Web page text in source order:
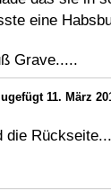
eine
Grave.....
11. März
die